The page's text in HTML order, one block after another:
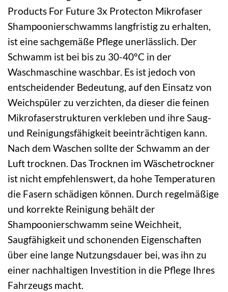
Products For Future 3x Protecton Mikrofaser
Shampoonierschwamms langfristig zu erhalten,
ist eine sachgemäße Pflege unerlässlich. Der
Schwamm ist bei bis zu 30-40°C in der
Waschmaschine waschbar. Es ist jedoch von
entscheidender Bedeutung, auf den Einsatz von
Weichspüler zu verzichten, da dieser die feinen
Mikrofaserstrukturen verkleben und ihre Saug-
und Reinigungsfähigkeit beeinträchtigen kann.
Nach dem Waschen sollte der Schwamm an der
Luft trocknen. Das Trocknen im Wäschetrockner
ist nicht empfehlenswert, da hohe Temperaturen
die Fasern schädigen können. Durch regelmäßige
und korrekte Reinigung behält der
Shampoonierschwamm seine Weichheit,
Saugfähigkeit und schonenden Eigenschaften
über eine lange Nutzungsdauer bei, was ihn zu
einer nachhaltigen Investition in die Pflege Ihres
Fahrzeugs macht.